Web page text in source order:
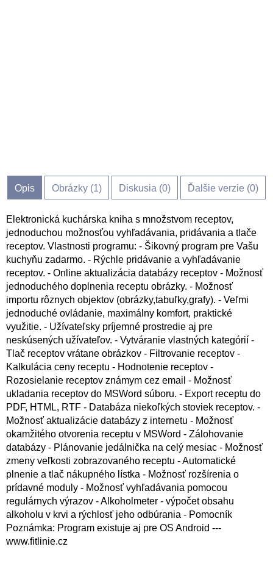
Opis Obrázky (1) Diskusia (0) Ďalšie verzie (0)
Elektronická kuchárska kniha s množstvom receptov,
jednoduchou možnosťou vyhľadávania, pridávania a tlače
receptov. Vlastnosti programu: - Šikovný program pre Vašu
kuchyňu zadarmo. - Rýchle pridávanie a vyhľadávanie
receptov. - Online aktualizácia databázy receptov - Možnosť
jednoduchého doplnenia receptu obrázky. - Možnosť
importu rôznych objektov (obrázky,tabuľky,grafy). - Veľmi
jednoduché ovládanie, maximálny komfort, praktické
využitie. - Užívateľsky príjemné prostredie aj pre
neskúsených užívateľov. - Vytváranie vlastných kategórií -
Tlač receptov vrátane obrázkov - Filtrovanie receptov -
Kalkulácia ceny receptu - Hodnotenie receptov -
Rozosielanie receptov známym cez email - Možnosť
ukladania receptov do MSWord súboru. - Export receptu do
PDF, HTML, RTF - Databáza niekoľkých stoviek receptov. -
Možnosť aktualizácie databázy z internetu - Možnosť
okamžitého otvorenia receptu v MSWord - Zálohovanie
databázy - Plánovanie jedálnička na celý mesiac - Možnosť
zmeny veľkosti zobrazovaného receptu - Automatické
plnenie a tlač nákupného lístka - Možnosť rozšírenia o
prídavné moduly - Možnosť vyhľadávania pomocou
regulárnych výrazov - Alkoholmeter - výpočet obsahu
alkoholu v krvi a rýchlosť jeho odbúrania - Pomocník
Poznámka: Program existuje aj pre OS Android ---
www.fitlinie.cz